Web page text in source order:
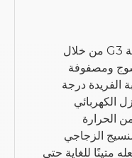
يتم تصنيع أنابيب الفينول الزجاجية G3 من خلال
ومصفوفة
الفريدة درجة
الكهربائي
الحرارة
الزجاجي
متينًا للغاية حتى